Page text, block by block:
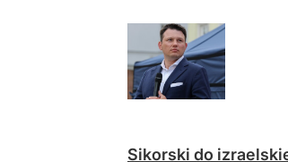
Sikorski do